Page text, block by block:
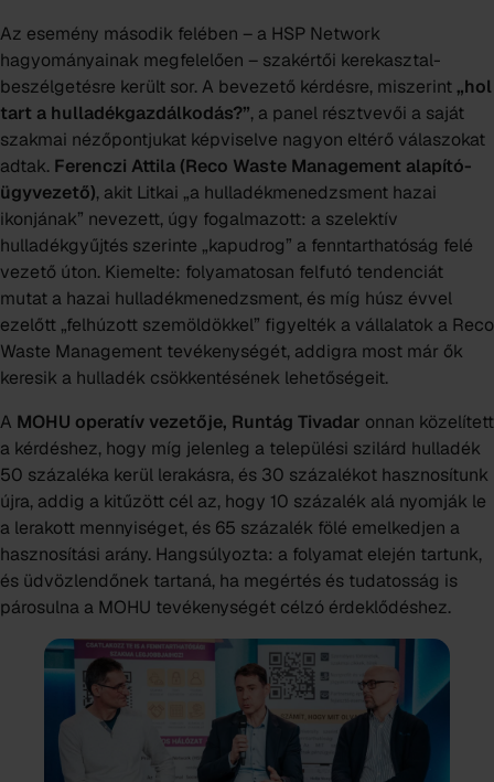
Az esemény második felében – a HSP Network
hagyományainak megfelelően – szakértői kerekasztal-
beszélgetésre került sor. A bevezető kérdésre, miszerint „hol
tart a hulladékgazdálkodás?”, a panel résztvevői a saját
szakmai nézőpontjukat képviselve nagyon eltérő válaszokat
adtak. Ferenczi Attila (Reco Waste Management alapító-
ügyvezető), akit Litkai „a hulladékmenedzsment hazai
ikonjának” nevezett, úgy fogalmazott: a szelektív
hulladékgyűjtés szerinte „kapudrog” a fenntarthatóság felé
vezető úton. Kiemelte: folyamatosan felfutó tendenciát
mutat a hazai hulladékmenedzsment, és míg húsz évvel
ezelőtt „felhúzott szemöldökkel” figyelték a vállalatok a Reco
Waste Management tevékenységét, addigra most már ők
keresik a hulladék csökkentésének lehetőségeit.
A MOHU operatív vezetője, Runtág Tivadar onnan közelített
a kérdéshez, hogy míg jelenleg a települési szilárd hulladék
50 százaléka kerül lerakásra, és 30 százalékot hasznosítunk
újra, addig a kitűzött cél az, hogy 10 százalék alá nyomják le
a lerakott mennyiséget, és 65 százalék fölé emelkedjen a
hasznosítási arány. Hangsúlyozta: a folyamat elején tartunk,
és üdvözlendőnek tartaná, ha megértés és tudatosság is
párosulna a MOHU tevékenységét célzó érdeklődéshez.